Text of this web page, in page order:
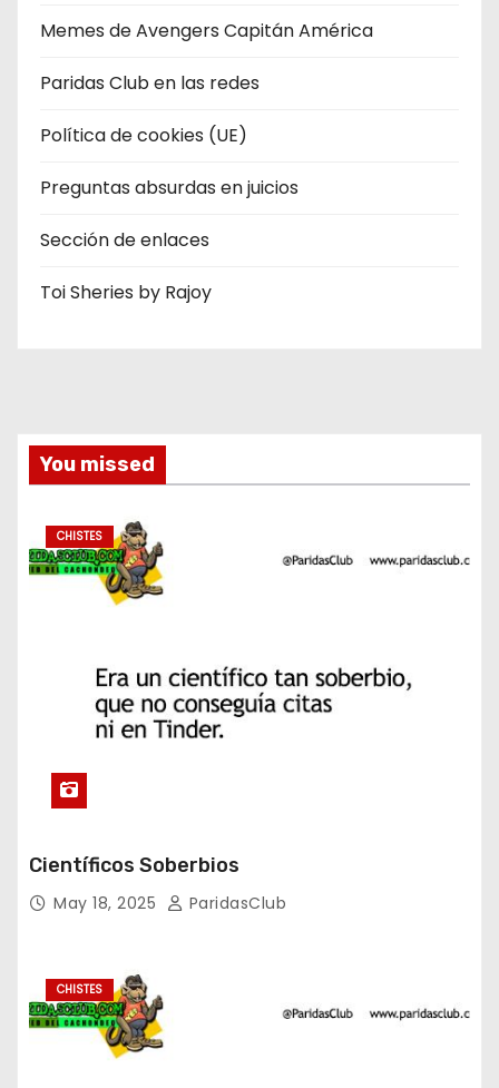
Memes de Avengers Capitán América
Paridas Club en las redes
Política de cookies (UE)
Preguntas absurdas en juicios
Sección de enlaces
Toi Sheries by Rajoy
You missed
CHISTES
Científicos Soberbios
May 18, 2025 ParidasClub
CHISTES